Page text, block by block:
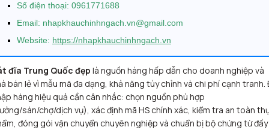
Số điện thoại: 0961771688
Email: nhapkhauchinhngach.vn@gmail.com
Website: https://nhapkhauchinhngach.vn
đĩa Trung Quốc đẹp là nguồn hàng hấp dẫn cho doanh nghiệp và
bán lẻ vì mẫu mã đa dạng, khả năng tùy chỉnh và chi phí cạnh tranh.
hàng hiệu quả cần cân nhắc: chọn nguồn phù hợp
sàn/chợ/dịch vụ), xác định mã HS chính xác, kiểm tra an toàn
đóng gói vận chuyển chuyên nghiệp và chuẩn bị bộ chứng từ đầy